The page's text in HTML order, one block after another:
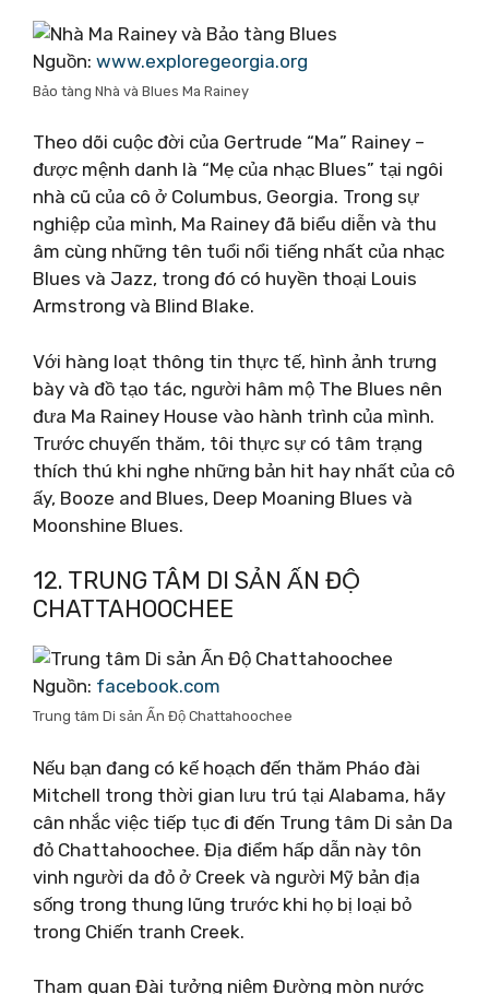
Nguồn: www.exploregeorgia.org
Bảo tàng Nhà và Blues Ma Rainey
Theo dõi cuộc đời của Gertrude “Ma” Rainey –
được mệnh danh là “Mẹ của nhạc Blues” tại ngôi
nhà cũ của cô ở Columbus, Georgia. Trong sự
nghiệp của mình, Ma Rainey đã biểu diễn và thu
âm cùng những tên tuổi nổi tiếng nhất của nhạc
Blues và Jazz, trong đó có huyền thoại Louis
Armstrong và Blind Blake.
Với hàng loạt thông tin thực tế, hình ảnh trưng
bày và đồ tạo tác, người hâm mộ The Blues nên
đưa Ma Rainey House vào hành trình của mình.
Trước chuyến thăm, tôi thực sự có tâm trạng
thích thú khi nghe những bản hit hay nhất của cô
ấy, Booze and Blues, Deep Moaning Blues và
Moonshine Blues.
12. TRUNG TÂM DI SẢN ẤN ĐỘ
CHATTAHOOCHEE
Nguồn: facebook.com
Trung tâm Di sản Ấn Độ Chattahoochee
Nếu bạn đang có kế hoạch đến thăm Pháo đài
Mitchell trong thời gian lưu trú tại Alabama, hãy
cân nhắc việc tiếp tục đi đến Trung tâm Di sản Da
đỏ Chattahoochee. Địa điểm hấp dẫn này tôn
vinh người da đỏ ở Creek và người Mỹ bản địa
sống trong thung lũng trước khi họ bị loại bỏ
trong Chiến tranh Creek.
Tham quan Đài tưởng niệm Đường mòn nước